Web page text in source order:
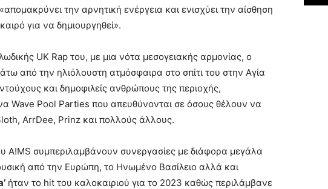
την αρνητική ενέργεια και ενισχύει την αίσθηση
για να δημιουργηθεί».
UK Rap του, με μια νότα μεσογειακής αρμονίας, ο
από την ηλιόλουστη ατμόσφαιρα στο σπίτι του στην Αγία
και δημοφιλείς ανθρώπους της περιοχής,
Wave Pool Parties που απευθύνονται σε όσους θέλουν να
ArrDee, Prinz και πολλούς άλλους.
A!MS συμπεριλαμβάνουν συνεργασίες με διάφορα μεγάλα
από την Ευρώπη, το Ηνωμένο Βασίλειο αλλά και
ήταν το hit του καλοκαιριού για το 2023 καθώς περιλάμβανε